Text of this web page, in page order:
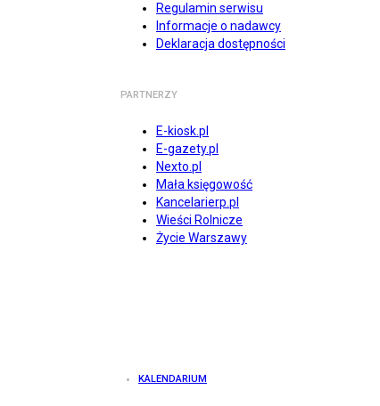
Regulamin serwisu
Informacje o nadawcy
Deklaracja dostępności
PARTNERZY
E-kiosk.pl
E-gazety.pl
Nexto.pl
Mała księgowość
Kancelarierp.pl
Wieści Rolnicze
Życie Warszawy
KALENDARIUM